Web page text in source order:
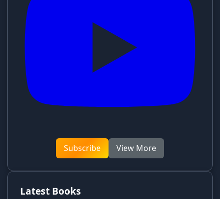
Subscribe View More
Latest Books